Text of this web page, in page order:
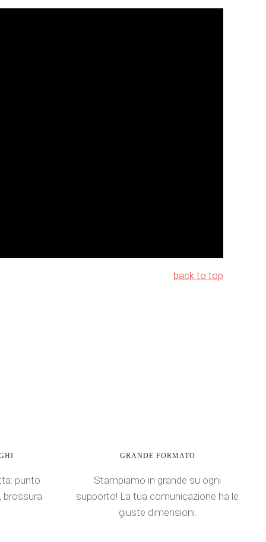
back to top
punto
brossura
GRANDE FORMATO
Stampiamo in grande su ogni
supporto! La tua comunicazione ha le
giuste dimensioni.